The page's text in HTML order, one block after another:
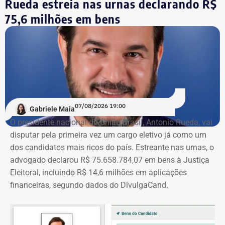
Assembleia Legislativa do Rio (Alerj).
Rueda estreia nas urnas declarando R$
75,6 milhões em bens
Gabriele Maia07/08/2026 19:00
O presidente nacional do União Brasil, Antonio Rueda, vai
disputar pela primeira vez um cargo eletivo já como um
dos candidatos mais ricos do país. Estreante nas urnas, o
advogado declarou R$ 75.658.784,07 em bens à Justiça
Eleitoral, incluindo R$ 14,6 milhões em aplicações
financeiras, segundo dados do DivulgaCand.